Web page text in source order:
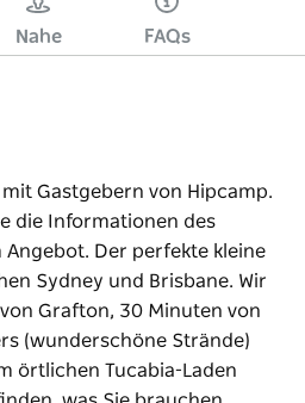
Nahe FAQs
Gastgebern von Hipcamp.
die Informationen des
Angebot. Der perfekte kleine
Sydney und Brisbane. Wir
Grafton, 30 Minuten von
(wunderschöne Strände)
örtlichen Tucabia-Laden